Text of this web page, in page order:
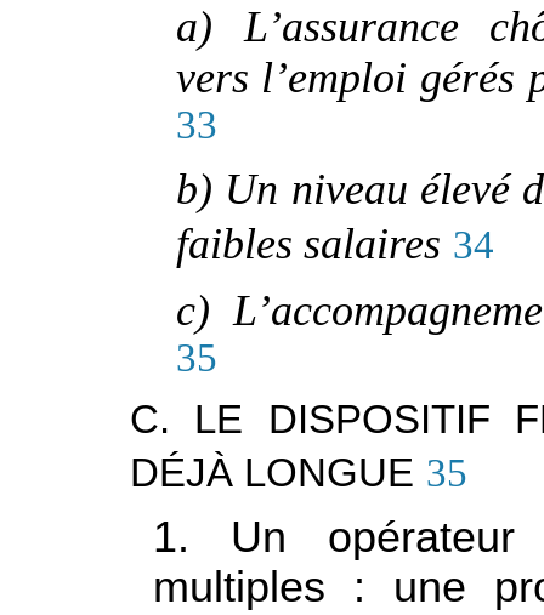
a) L’assurance
vers l’emploi gérés
33
b) Un niveau élevé
faibles salaires 34
c)
35
C. LE DISPOSITIF
DÉJÀ LONGUE 35
1. Un
multiples : une